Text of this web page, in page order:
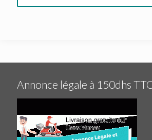
Annonce légale à 150dhs